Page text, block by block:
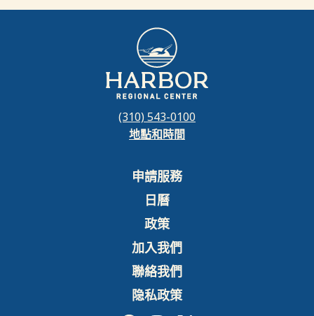
(310) 543-0100
地點和時間
申請服務
日曆
政策
加入我們
聯絡我們
隐私政策